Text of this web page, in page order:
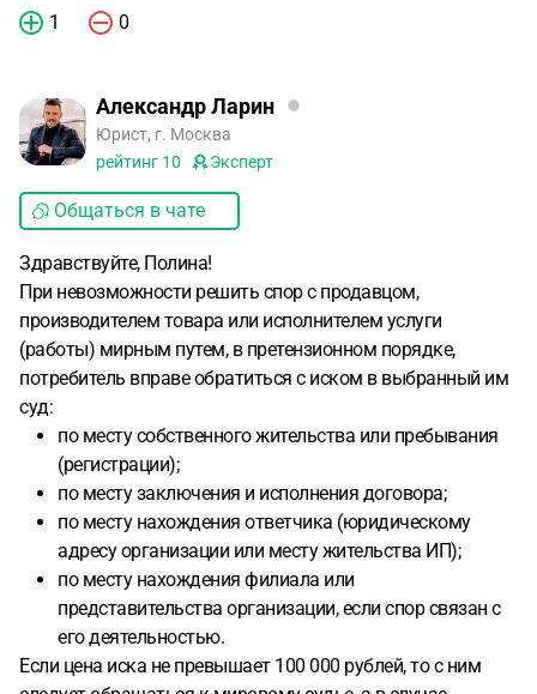
1 0
Александр Ларин
Юрист, г. Москва
рейтинг 10 Эксперт
Общаться в чате
Здравствуйте, Полина!
При невозможности решить спор с продавцом,
производителем товара или исполнителем услуги
(работы) мирным путем, в претензионном порядке,
потребитель вправе обратиться с иском в выбранный им
суд:
по месту собственного жительства или пребывания
(регистрации);
по месту заключения и исполнения договора;
по месту нахождения ответчика (юридическому
адресу организации или месту жительства ИП);
по месту нахождения филиала или
представительства организации, если спор связан с
его деятельностью.
Если цена иска не превышает 100 000 рублей, то с ним